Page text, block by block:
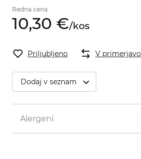
Redna cena
10,30 €/kos
Priljubljeno V primerjavo
Dodaj v seznam
Alergeni